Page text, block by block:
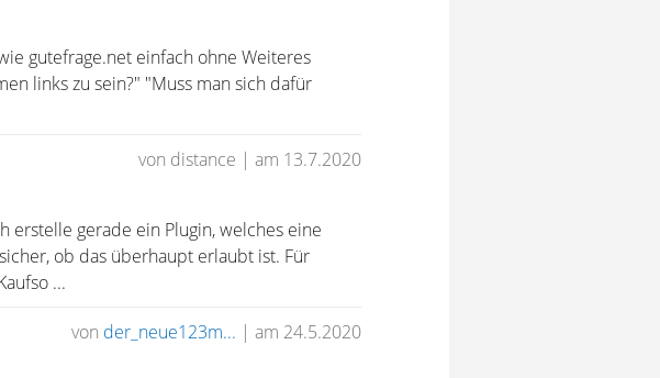
gutefrage.net einfach ohne Weiteres
links zu sein?" "Muss man sich dafür
von distance | am 13.7.2020
erstelle gerade ein Plugin, welches eine
ob das überhaupt erlaubt ist. Für
...
von der_neue123m... | am 24.5.2020